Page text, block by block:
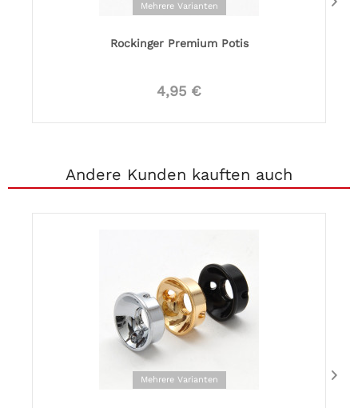
Mehrere Varianten
Rockinger Premium Potis
4,95 €
Andere Kunden kauften auch
Mehrere Varianten